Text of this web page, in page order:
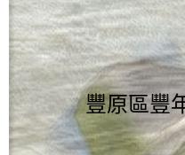
豐原區豐